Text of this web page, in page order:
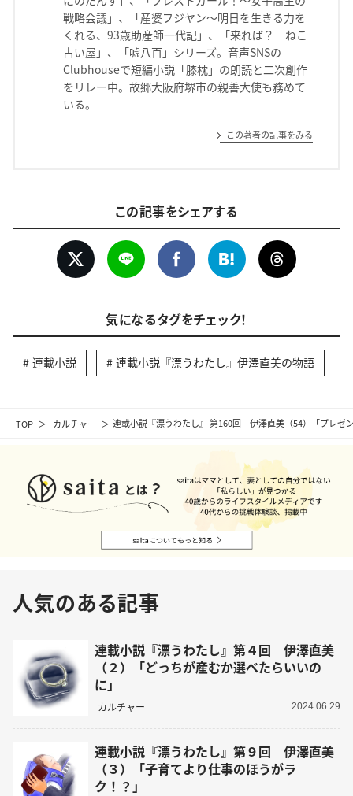
TOP カルチャー 連載小説『漂うわたし』 第160回 伊澤直美（54）「プレゼ
戦略会議」、「産婆フジヤン〜明日を生きる力を
くれる、93歳助産師一代記」、「来れば？ ねこ
占い屋」、「嘘八百」シリーズ。音声SNSの
Clubhouseで短編小説「膝枕」の朗読と二次創作
をリレー中。故郷大阪府堺市の親善大使も務めて
いる。
この著者の記事をみる
この記事をシェアする
気になるタグをチェック！
連載小説 連載小説『漂うわたし』伊澤直美の物語
人気のある記事
連載小説『漂うわたし』第４回 伊澤直美
（２）「どっちが産むか選べたらいいの
に」
カルチャー 2024.06.29
連載小説『漂うわたし』第９回 伊澤直美
（３）「子育てより仕事のほうがラ
ク！？」